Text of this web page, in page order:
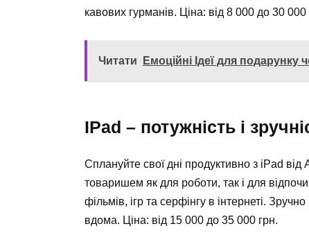
кавових гурманів. Ціна: від 8 000 до 30 000
Читати Емоційні Ідеї для подарунку
IPad – потужність і
Сплануйте свої дні продуктивно з iPad
товаришем як для роботи, так і для
фільмів, ігр та серфінгу в інтернеті.
вдома. Ціна: від 15 000 до 35 000 грн.